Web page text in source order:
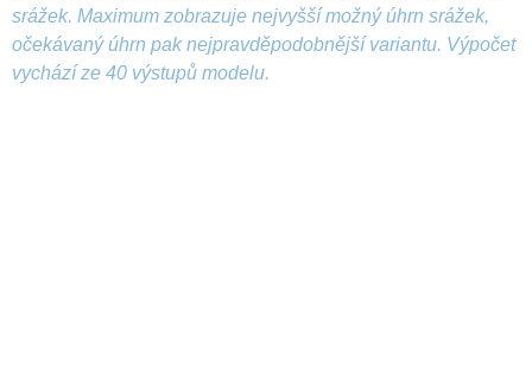
srážek. Maximum zobrazuje nejvyšší možný úhrn srážek,
očekávaný úhrn pak nejpravděpodobnější variantu. Výpočet
vychází ze 40 výstupů modelu.